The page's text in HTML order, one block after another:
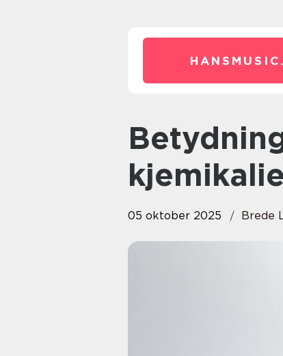
HANSMUSIC.
Betydningen av kurs i
05 oktober 2025 Brede